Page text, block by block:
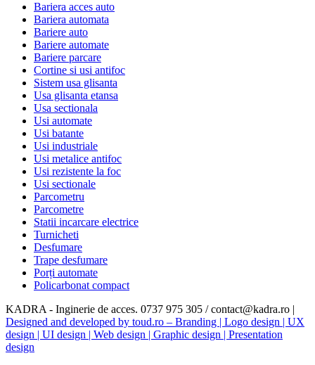
Bariera acces auto
Bariera automata
Bariere auto
Bariere automate
Bariere parcare
Cortine si usi antifoc
Sistem usa glisanta
Usa glisanta etansa
Usa sectionala
Usi automate
Usi batante
Usi industriale
Usi metalice antifoc
Usi rezistente la foc
Usi sectionale
Parcometru
Parcometre
Statii incarcare electrice
Turnicheti
Desfumare
Trape desfumare
Porți automate
Policarbonat compact
KADRA - Inginerie de acces. 0737 975 305 / contact@kadra.ro |
Designed and developed by toud.ro – Branding | Logo design | UX
design | UI design | Web design | Graphic design | Presentation
design